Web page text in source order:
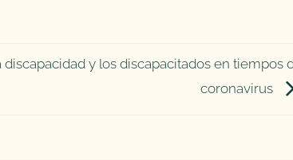
discapacidad y los discapacitados en tiempos
coronavirus